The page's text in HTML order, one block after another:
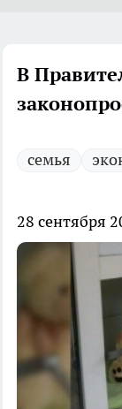
В
семья
28 сентября